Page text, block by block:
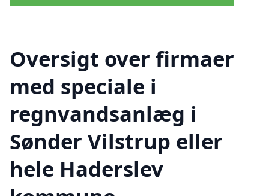
Oversigt over firmaer
med speciale i
regnvandsanlæg i
Sønder Vilstrup eller
hele Haderslev